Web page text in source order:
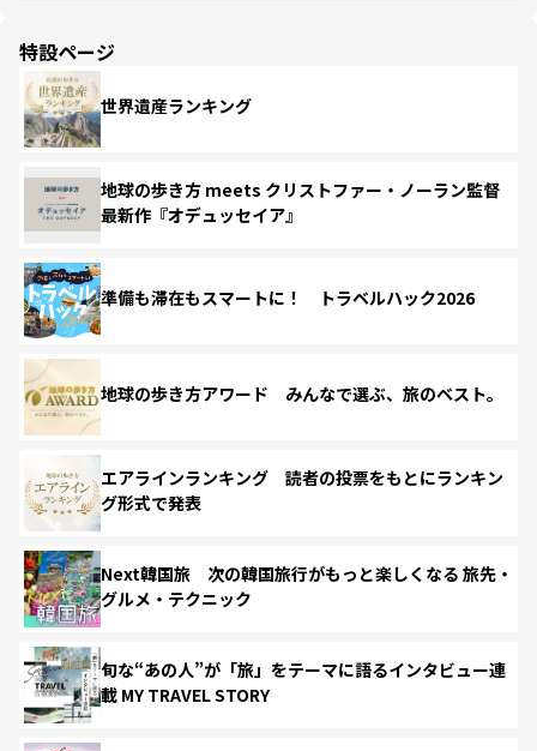
特設ページ
世界遺産ランキング
地球の歩き方 meets クリストファー・ノーラン監督
最新作『オデュッセイア』
準備も滞在もスマートに！ トラベルハック2026
地球の歩き方アワード みんなで選ぶ、旅のベスト。
エアラインランキング 読者の投票をもとにランキン
グ形式で発表
Next韓国旅 次の韓国旅行がもっと楽しくなる 旅先・
グルメ・テクニック
旬な“あの人”が「旅」をテーマに語るインタビュー連
載 MY TRAVEL STORY